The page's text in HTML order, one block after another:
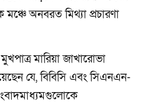
অনবরত মিথ্যা প্রচারণা
মুখপাত্র মারিয়া জাখারোভা
যে, বিবিসি এবং সিএনএন-